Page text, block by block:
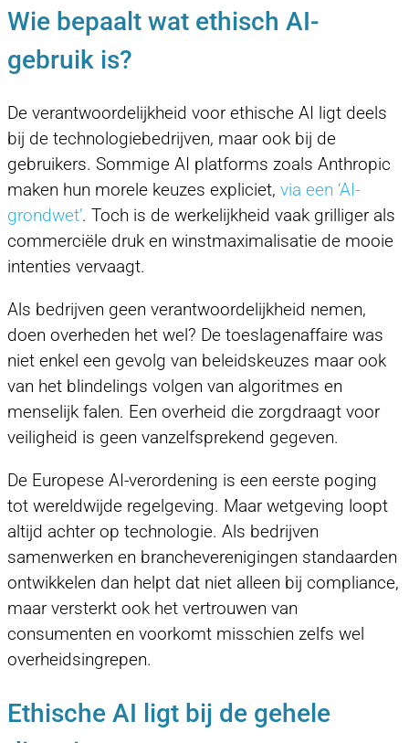
Wie bepaalt wat ethisch AI-
gebruik is?
De verantwoordelijkheid voor ethische AI ligt deels
bij de technologiebedrijven, maar ook bij de
gebruikers. Sommige AI platforms zoals Anthropic
maken hun morele keuzes expliciet, via een ‘AI-
grondwet’. Toch is de werkelijkheid vaak grilliger als
commerciële druk en winstmaximalisatie de mooie
intenties vervaagt.
Als bedrijven geen verantwoordelijkheid nemen,
doen overheden het wel? De toeslagenaffaire was
niet enkel een gevolg van beleidskeuzes maar ook
van het blindelings volgen van algoritmes en
menselijk falen. Een overheid die zorgdraagt voor
veiligheid is geen vanzelfsprekend gegeven.
De Europese AI-verordening is een eerste poging
tot wereldwijde regelgeving. Maar wetgeving loopt
altijd achter op technologie. Als bedrijven
samenwerken en brancheverenigingen standaarden
ontwikkelen dan helpt dat niet alleen bij compliance,
maar versterkt ook het vertrouwen van
consumenten en voorkomt misschien zelfs wel
overheidsingrepen.
Ethische AI ligt bij de gehele